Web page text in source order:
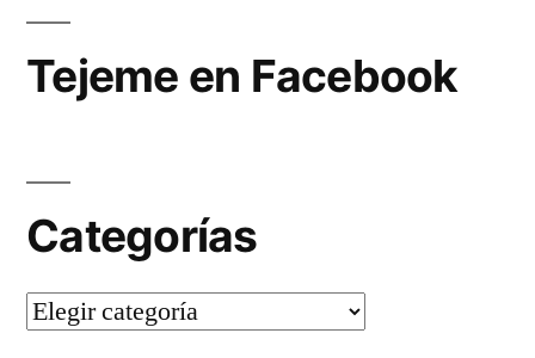
Tejeme en Facebook
Categorías
Categorías